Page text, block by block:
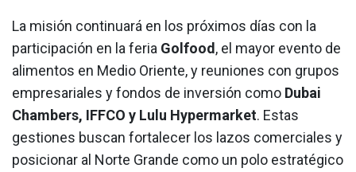
La misión continuará en los próximos días con la
participación en la feria Golfood , el mayor evento de
alimentos en Medio Oriente, y reuniones con grupos
empresariales y fondos de inversión como Dubai
Chambers, IFFCO y Lulu Hypermarket. Estas
gestiones buscan fortalecer los lazos comerciales y
posicionar al Norte Grande como un polo estratégico